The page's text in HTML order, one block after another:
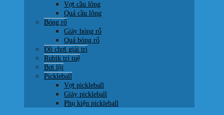
Vợt cầu lông
Quả cầu lông
Bóng rổ
Giày bóng rổ
Quả bóng rổ
Đồ chơi giải trí
Rubik trí tuệ
Bơi lội
Pickleball
Vợt pickleball
Giày pickleball
Phụ kiện pickleball